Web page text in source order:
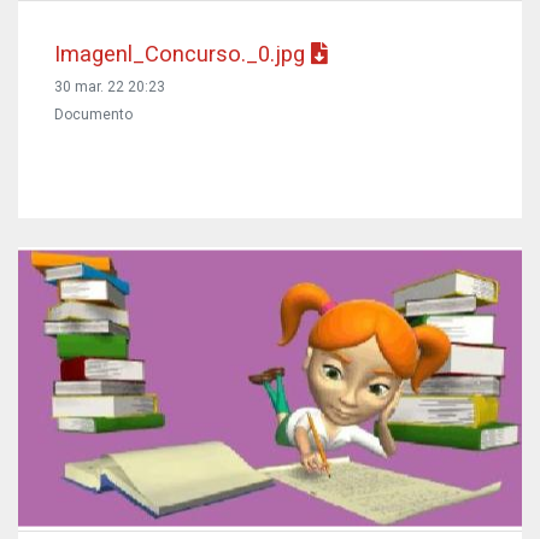
Imagenl_Concurso._0.jpg
30 mar. 22 20:23
Documento